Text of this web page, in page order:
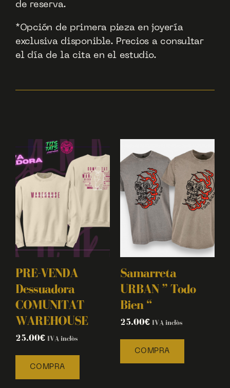
de reserva.
*Opción de primera pieza en joyería
exclusiva disponible. Precios a consultar
el día de la cita en el estudio.
PRE-VENDA
Dessuadora
COMUNITAT
WAREHOUSE
25.00€ IVA inclòs
COMPRA
Samarreta
URBAN ” Todo
Bien “
25.00€ IVA inclòs
COMPRA